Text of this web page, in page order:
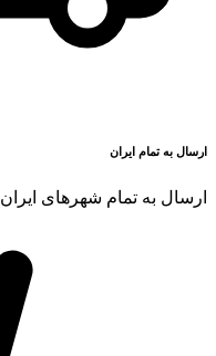
ارسال به تمام ایران
ارسال به تمام شهرهای ایران